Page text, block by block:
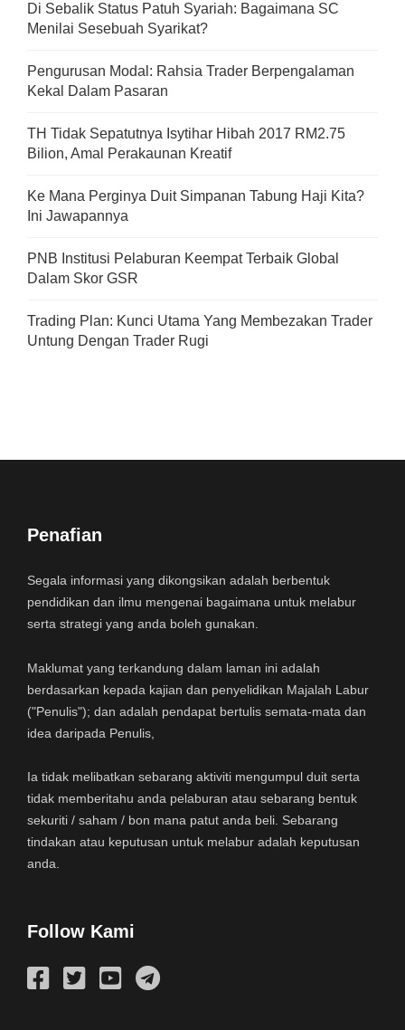
Di Sebalik Status Patuh Syariah: Bagaimana SC
Menilai Sesebuah Syarikat?
Pengurusan Modal: Rahsia Trader Berpengalaman
Kekal Dalam Pasaran
TH Tidak Sepatutnya Isytihar Hibah 2017 RM2.75
Bilion, Amal Perakaunan Kreatif
Ke Mana Perginya Duit Simpanan Tabung Haji Kita?
Ini Jawapannya
PNB Institusi Pelaburan Keempat Terbaik Global
Dalam Skor GSR
Trading Plan: Kunci Utama Yang Membezakan Trader
Untung Dengan Trader Rugi
Penafian
Segala informasi yang dikongsikan adalah berbentuk
pendidikan dan ilmu mengenai bagaimana untuk melabur
serta strategi yang anda boleh gunakan.
Maklumat yang terkandung dalam laman ini adalah
berdasarkan kepada kajian dan penyelidikan Majalah Labur
("Penulis"); dan adalah pendapat bertulis semata-mata dan
idea daripada Penulis,
Ia tidak melibatkan sebarang aktiviti mengumpul duit serta
tidak memberitahu anda pelaburan atau sebarang bentuk
sekuriti / saham / bon mana patut anda beli. Sebarang
tindakan atau keputusan untuk melabur adalah keputusan
anda.
Follow Kami